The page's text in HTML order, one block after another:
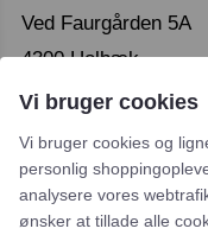
Ved Faurgården 5A
4300 Holbæk
CVR. 46093364
Vi bruger cookies
Vi bruger cookies og
personlig
analysere vores
ønsker at tillade alle